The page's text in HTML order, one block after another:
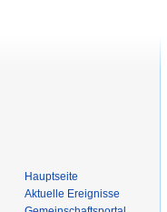
Hauptseite
Aktuelle Ereignisse